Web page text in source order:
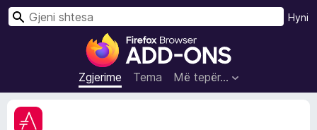
S
h
t
e
Zgjerime Tema Më tepër…
Hyni
K
T